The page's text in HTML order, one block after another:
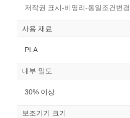
저작권 표시-비영리-동일조건변
사용 재료
PLA
내부 밀도
30% 이상
보조기기 크기